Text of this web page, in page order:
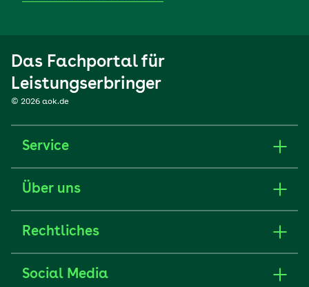
Das Fachportal für
Leistungserbringer
© 2026 aok.de
Service
Über uns
Rechtliches
Social Media